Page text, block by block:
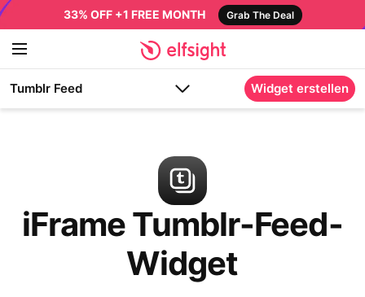
33% OFF +1 FREE MONTH Grab The Deal
Tumblr Feed Widget erstellen
iFrame Tumblr-Feed-
Widget